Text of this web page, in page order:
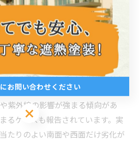
目安時期は10年前後とされていま
材質や立地条件、過去の塗料の種
す。
壁の色あせやチョーキング（白い
ひび割れ、カビやコケの発生など
替えのサインです。特に2026年に
紫外線の影響が強まる傾向があ
るケースも報告されています。実
たりのよい南面や西面だけ劣化が
お問い合わせください
お問い合わせください